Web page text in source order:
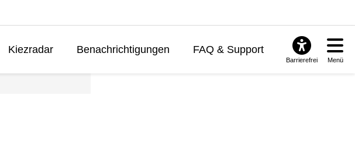
Kiezradar Benachrichtigungen FAQ & Support
Barrierefrei Menü